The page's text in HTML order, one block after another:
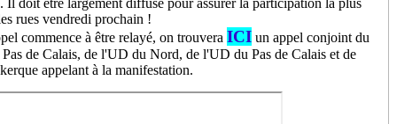
Il doit être largement diffusé pour assurer la participation la plus
rues vendredi prochain !
commence à être relayé, on trouvera ICI un appel conjoint du
de Calais, de l'UD du Nord, de l'UD du Pas de Calais et de
appelant à la manifestation.